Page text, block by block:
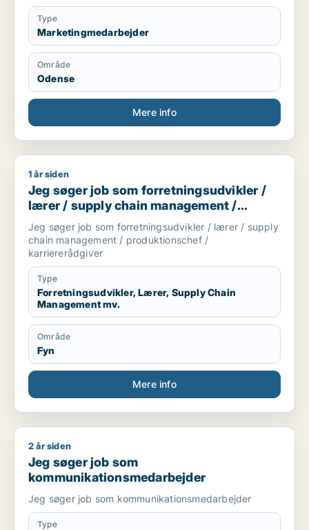
Type
Marketingmedarbejder
Område
Odense
Mere info
Jeg søger job som forretningsudvikler / lærer / supply
1 år siden
Jeg søger job som forretningsudvikler /
lærer / supply chain management /
produktionschef / karriererådgiver
Jeg søger job som forretningsudvikler / lærer / supply
chain management / produktionschef /
karriererådgiver
Type
Forretningsudvikler, Lærer, Supply Chain
Management mv.
Område
Fyn
Mere info
Jeg søger job som kommunikationsmedarbejder
2 år siden
Jeg søger job som
kommunikationsmedarbejder
Jeg søger job som kommunikationsmedarbejder
Type